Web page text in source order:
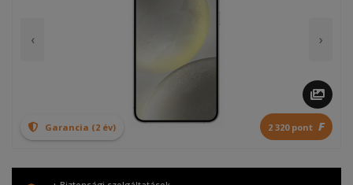
‹ ›
2 320 pont F
Garancia (2 év)